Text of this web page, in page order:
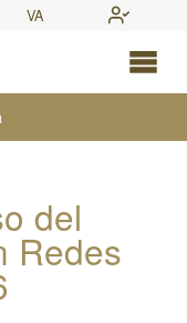
VA
del
Redes